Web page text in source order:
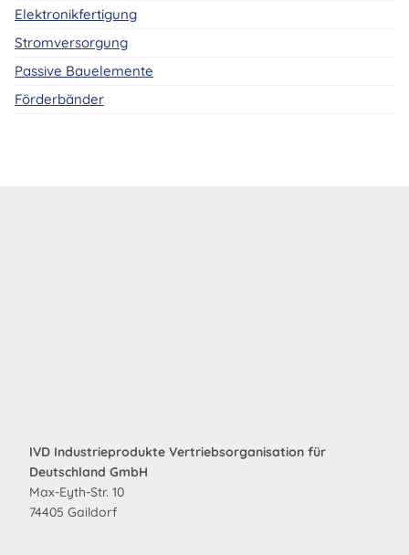
Elektronikfertigung
Stromversorgung
Passive Bauelemente
Förderbänder
IVD Industrieprodukte Vertriebsorganisation für
Deutschland GmbH
Max-Eyth-Str. 10
74405 Gaildorf